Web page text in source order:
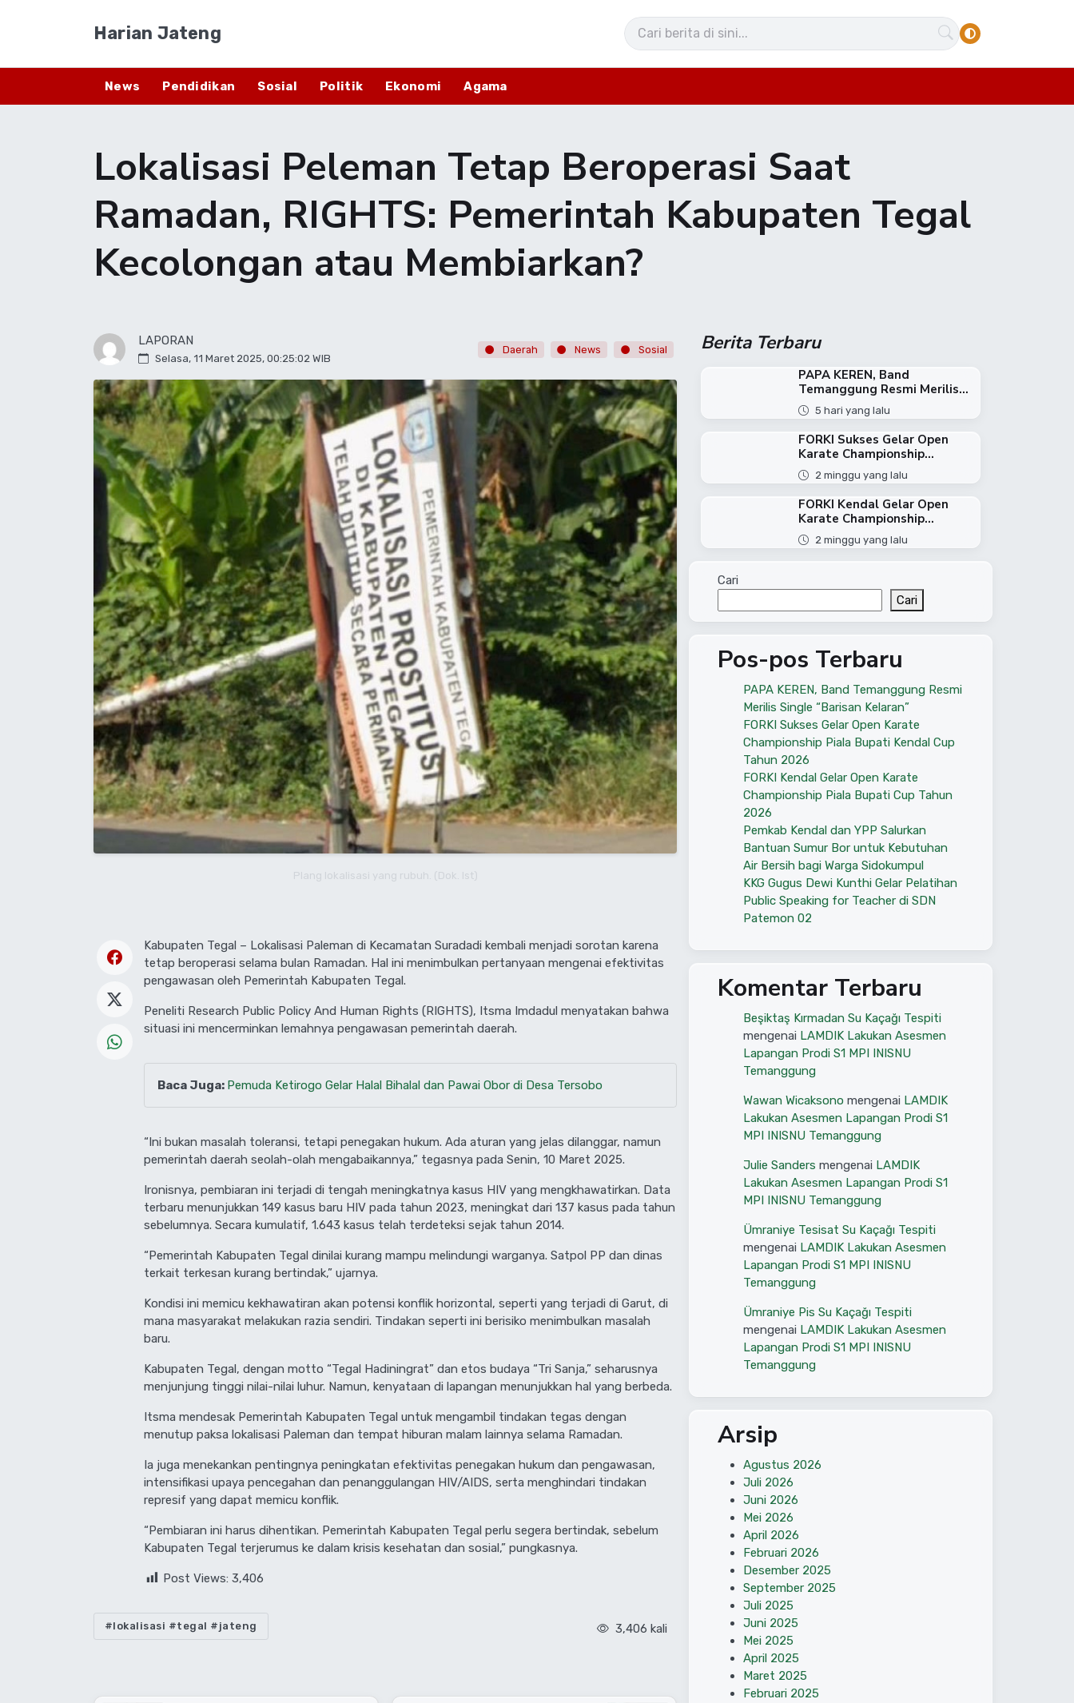
Harian Jateng
News Pendidikan Sosial Politik Ekonomi Agama
Lokalisasi Peleman Tetap Beroperasi Saat
Ramadan, RIGHTS: Pemerintah Kabupaten Tegal
Kecolongan atau Membiarkan?
LAPORAN
Selasa, 11 Maret 2025, 00:25:02 WIB
Daerah News Sosial
Plang lokalisasi yang rubuh. (Dok. Ist)
Kabupaten Tegal – Lokalisasi Paleman di Kecamatan Suradadi kembali menjadi sorotan karena
tetap beroperasi selama bulan Ramadan. Hal ini menimbulkan pertanyaan mengenai efektivitas
pengawasan oleh Pemerintah Kabupaten Tegal.
Peneliti Research Public Policy And Human Rights (RIGHTS), Itsma Imdadul menyatakan bahwa
situasi ini mencerminkan lemahnya pengawasan pemerintah daerah.
Baca Juga: Pemuda Ketirogo Gelar Halal Bihalal dan Pawai Obor di Desa Tersobo
“Ini bukan masalah toleransi, tetapi penegakan hukum. Ada aturan yang jelas dilanggar, namun
pemerintah daerah seolah-olah mengabaikannya,” tegasnya pada Senin, 10 Maret 2025.
Ironisnya, pembiaran ini terjadi di tengah meningkatnya kasus HIV yang mengkhawatirkan. Data
terbaru menunjukkan 149 kasus baru HIV pada tahun 2023, meningkat dari 137 kasus pada tahun
sebelumnya. Secara kumulatif, 1.643 kasus telah terdeteksi sejak tahun 2014.
“Pemerintah Kabupaten Tegal dinilai kurang mampu melindungi warganya. Satpol PP dan dinas
terkait terkesan kurang bertindak,” ujarnya.
Kondisi ini memicu kekhawatiran akan potensi konflik horizontal, seperti yang terjadi di Garut, di
mana masyarakat melakukan razia sendiri. Tindakan seperti ini berisiko menimbulkan masalah
baru.
Kabupaten Tegal, dengan motto “Tegal Hadiningrat” dan etos budaya “Tri Sanja,” seharusnya
menjunjung tinggi nilai-nilai luhur. Namun, kenyataan di lapangan menunjukkan hal yang berbeda.
Itsma mendesak Pemerintah Kabupaten Tegal untuk mengambil tindakan tegas dengan
menutup paksa lokalisasi Paleman dan tempat hiburan malam lainnya selama Ramadan.
Ia juga menekankan pentingnya peningkatan efektivitas penegakan hukum dan pengawasan,
intensifikasi upaya pencegahan dan penanggulangan HIV/AIDS, serta menghindari tindakan
represif yang dapat memicu konflik.
“Pembiaran ini harus dihentikan. Pemerintah Kabupaten Tegal perlu segera bertindak, sebelum
Kabupaten Tegal terjerumus ke dalam krisis kesehatan dan sosial,” pungkasnya.
Post Views: 3,406
#lokalisasi #tegal #jateng 3,406 kali
Berita Terbaru
PAPA KEREN, Band
Temanggung Resmi Merilis...
5 hari yang lalu
FORKI Sukses Gelar Open
Karate Championship...
2 minggu yang lalu
FORKI Kendal Gelar Open
Karate Championship...
2 minggu yang lalu
Cari
Cari
Pos-pos Terbaru
PAPA KEREN, Band Temanggung Resmi
Merilis Single “Barisan Kelaran”
FORKI Sukses Gelar Open Karate
Championship Piala Bupati Kendal Cup
Tahun 2026
FORKI Kendal Gelar Open Karate
Championship Piala Bupati Cup Tahun
2026
Pemkab Kendal dan YPP Salurkan
Bantuan Sumur Bor untuk Kebutuhan
Air Bersih bagi Warga Sidokumpul
KKG Gugus Dewi Kunthi Gelar Pelatihan
Public Speaking for Teacher di SDN
Patemon 02
Komentar Terbaru
Beşiktaş Kırmadan Su Kaçağı Tespiti
mengenai LAMDIK Lakukan Asesmen
Lapangan Prodi S1 MPI INISNU
Temanggung
Wawan Wicaksono mengenai LAMDIK
Lakukan Asesmen Lapangan Prodi S1
MPI INISNU Temanggung
Julie Sanders mengenai LAMDIK
Lakukan Asesmen Lapangan Prodi S1
MPI INISNU Temanggung
Ümraniye Tesisat Su Kaçağı Tespiti
mengenai LAMDIK Lakukan Asesmen
Lapangan Prodi S1 MPI INISNU
Temanggung
Ümraniye Pis Su Kaçağı Tespiti
mengenai LAMDIK Lakukan Asesmen
Lapangan Prodi S1 MPI INISNU
Temanggung
Arsip
Agustus 2026
Juli 2026
Juni 2026
Mei 2026
April 2026
Februari 2026
Desember 2025
September 2025
Juli 2025
Juni 2025
Mei 2025
April 2025
Maret 2025
Februari 2025